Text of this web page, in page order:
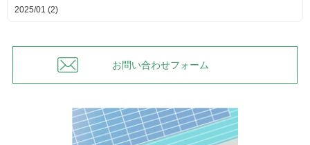
2025/01 (2)
お問い合わせフォーム